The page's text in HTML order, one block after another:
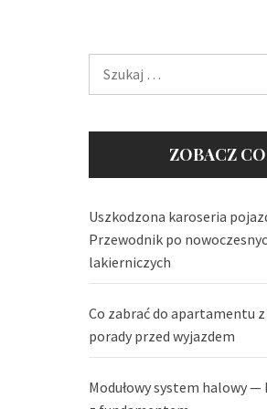
Szukaj:
ZOBACZ
Uszkodzona karoseria
Przewodnik po
lakierniczych
Co zabrać do apartamentu
porady przed wyjazdem
Modułowy system halowy